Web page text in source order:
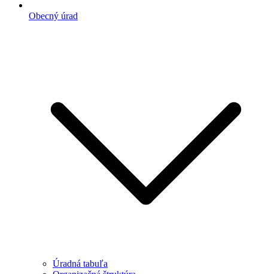
Obecný úrad
Úradná tabuľa